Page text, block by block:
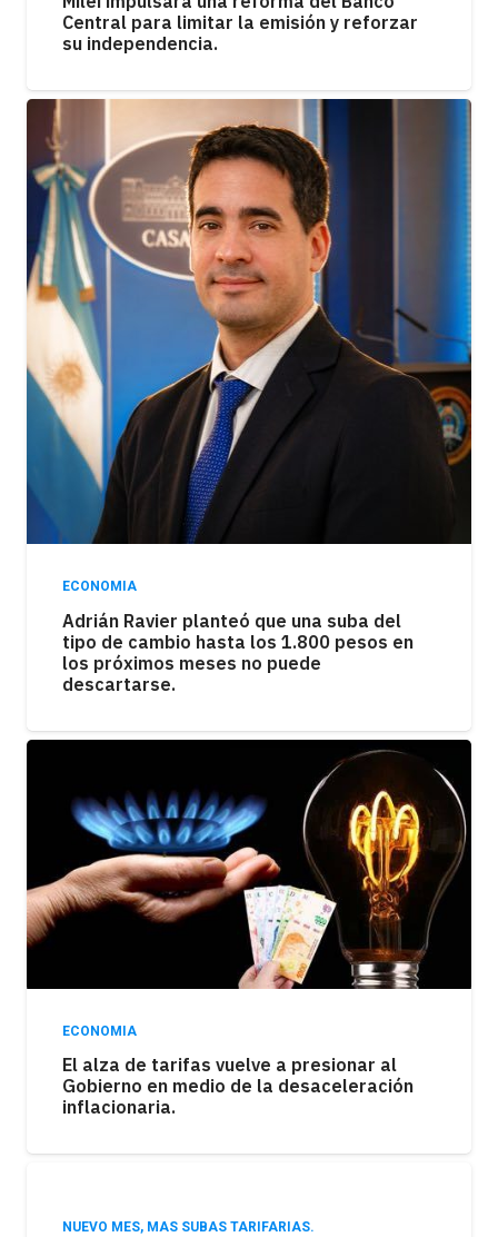
Central para limitar la emisión y reforzar
su independencia.
ECONOMIA
Adrián Ravier planteó que una suba del
tipo de cambio hasta los 1.800 pesos en
los próximos meses no puede
descartarse.
ECONOMIA
El alza de tarifas vuelve a presionar al
Gobierno en medio de la desaceleración
inflacionaria.
NUEVO MES, MAS SUBAS TARIFARIAS.